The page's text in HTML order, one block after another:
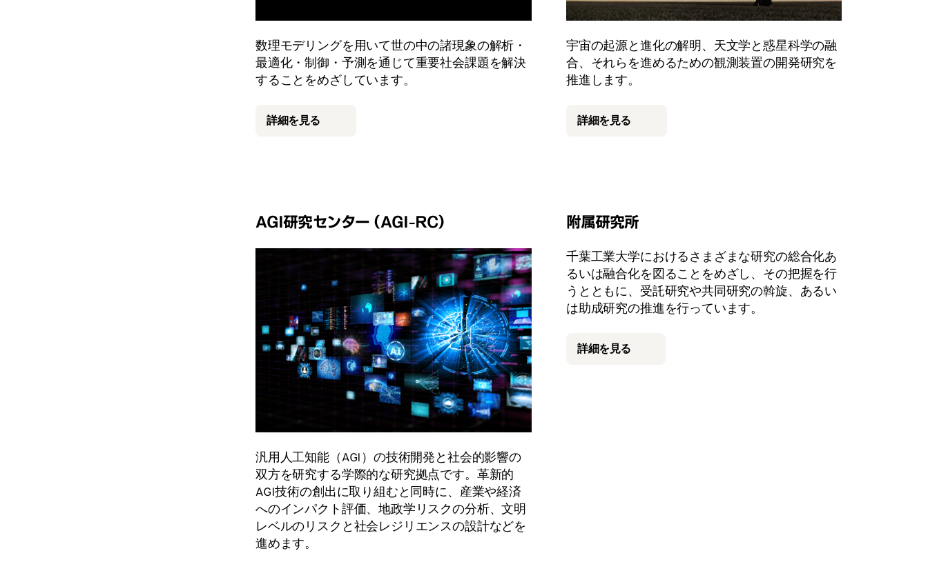
数理モデリングを用いて世の中の諸現象の解析・
最適化・制御・予測を通じて重要社会課題を解決
することをめざしています。
詳細を見る
宇宙の起源と進化の解明、天文学と惑星科学の融
合、それらを進めるための観測装置の開発研究を
推進します。
詳細を見る
AGI研究センター（AGI-RC）
汎用人工知能（AGI）の技術開発と社会的影響の
双方を研究する学際的な研究拠点です。革新的
AGI技術の創出に取り組むと同時に、産業や経済
へのインパクト評価、地政学リスクの分析、文明
レベルのリスクと社会レジリエンスの設計などを
進めます。
附属研究所
千葉工業大学におけるさまざまな研究の総合化あ
るいは融合化を図ることをめざし、その把握を行
うとともに、受託研究や共同研究の斡旋、あるい
は助成研究の推進を行っています。
詳細を見る